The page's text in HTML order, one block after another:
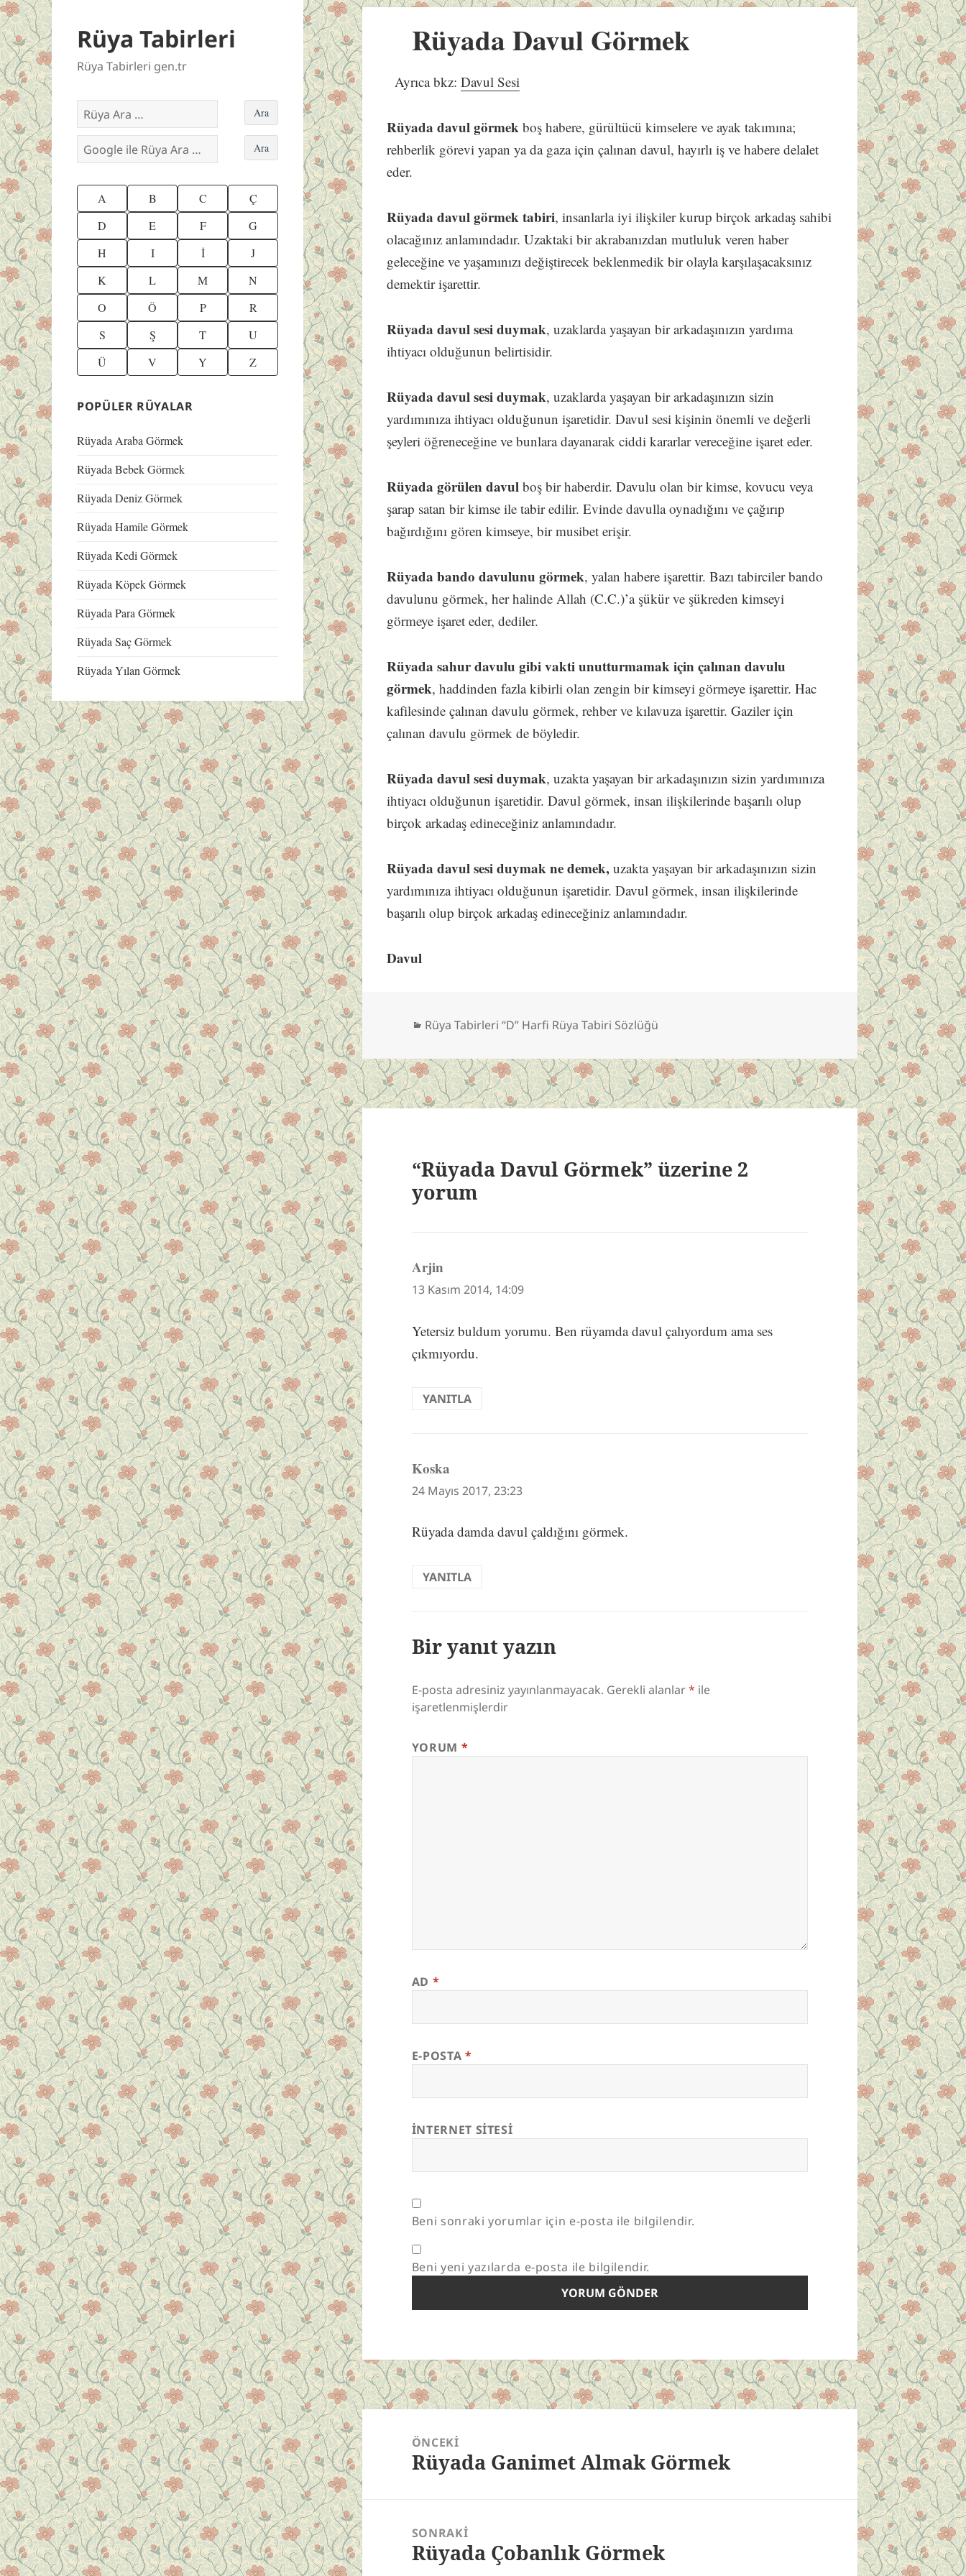
Rüya Tabirleri
Rüya Tabirleri gen.tr
A B C
Ç
D
E F
G
H
I İ
J
K
L M
N
O
Ö P
R
S
Ş T
U
Ü
V Y Z
POPÜLER RÜYALAR
Rüyada Araba Görmek
Rüyada Bebek Görmek
Rüyada Deniz Görmek
Rüyada Hamile Görmek
Rüyada Kedi Görmek
Rüyada Köpek Görmek
Rüyada Para Görmek
Rüyada Saç Görmek
Rüyada Yılan Görmek
Rüyada Davul Görmek
Ayrıca bkz:Davul Sesi
Rüyada davul görmek boş habere, gürültücü kimselere ve ayak takımına;
rehberlik görevi yapan ya da gaza için çalınan davul, hayırlı iş ve habere delalet
eder.
Rüyada davul görmek tabiri, insanlarla iyi ilişkiler kurup birçok arkadaş sahibi
olacağınız anlamındadır. Uzaktaki bir akrabanızdan mutluluk veren haber
geleceğine ve yaşamınızı değiştirecek beklenmedik bir olayla karşılaşacaksınız
demektir işarettir.
Rüyada davul sesi duymak, uzaklarda yaşayan bir arkadaşınızın yardıma
ihtiyacı olduğunun belirtisidir.
Rüyada davul sesi duymak, uzaklarda yaşayan bir arkadaşınızın sizin
yardımınıza ihtiyacı olduğunun işaretidir. Davul sesi kişinin önemli ve değerli
şeyleri öğreneceğine ve bunlara dayanarak ciddi kararlar vereceğine işaret eder.
Rüyada görülen davul boş bir haberdir. Davulu olan bir kimse, kovucu veya
şarap satan bir kimse ile tabir edilir. Evinde davulla oynadığını ve çağırıp
bağırdığını gören kimseye, bir musibet erişir.
Rüyada bando davulunu görmek, yalan habere işarettir. Bazı tabirciler bando
davulunu görmek, her halinde Allah (C.C.)’a şükür ve şükreden kimseyi
görmeye işaret eder, dediler.
Rüyada sahur davulu gibi vakti unutturmamak için çalınan davulu
görmek, haddinden fazla kibirli olan zengin bir kimseyi görmeye işarettir. Hac
kafilesinde çalınan davulu görmek, rehber ve kılavuza işarettir. Gaziler için
çalınan davulu görmek de böyledir.
Rüyada davul sesi duymak, uzakta yaşayan bir arkadaşınızın sizin yardımınıza
ihtiyacı olduğunun işaretidir. Davul görmek, insan ilişkilerinde başarılı olup
birçok arkadaş edineceğiniz anlamındadır.
Rüyada davul sesi duymak ne demek, uzakta yaşayan bir arkadaşınızın sizin
yardımınıza ihtiyacı olduğunun işaretidir. Davul görmek, insan ilişkilerinde
başarılı olup birçok arkadaş edineceğiniz anlamındadır.
Davul
Kategoriler
Rüya Tabirleri “D” Harfi Rüya Tabiri Sözlüğü
“Rüyada Davul Görmek” üzerine 2
yorum
Arjin
ki:
13 Kasım 2014, 14:09
Yetersiz buldum yorumu. Ben rüyamda davul çalıyordum ama ses
çıkmıyordu.
YANITLA
Koska
ki:
24 Mayıs 2017, 23:23
Rüyada damda davul çaldığını görmek.
YANITLA
Bir yanıt yazın
E-posta adresiniz yayınlanmayacak. Gerekli alanlar* ile
işaretlenmişlerdir
YORUM *
AD *
E-POSTA *
İNTERNET SITESI
Beni sonraki yorumlar için e-posta ile bilgilendir.
Beni yeni yazılarda e-posta ile bilgilendir.
Yazı
gezinmesiÖNCEKI
Önceki
Rüyada Ganimet Almak Görmek
SONRAKI
Sonraki
Rüyada Çobanlık Görmek